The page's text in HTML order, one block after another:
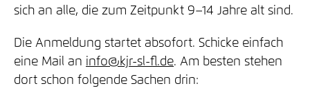
sich an alle, die zum Zeitpunkt 9–14 Jahre alt sind.
Die Anmeldung startet absofort. Schicke einfach
eine Mail an info@kjr-sl-fl.de. Am besten stehen
dort schon folgende Sachen drin: